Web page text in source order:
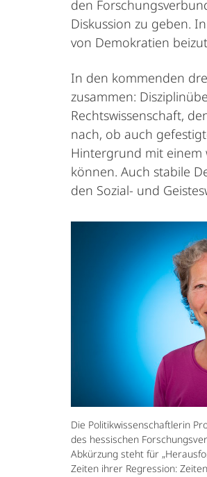
den
Diskussion zu geben.
von Demokratien
In den kommenden
zusammen:
Rechtswissenschaft,
nach, ob auch
Hintergrund mit einem
können. Auch stabile
den Sozial- und
Die Politikwissenschaftlerin
des hessischen
Abkürzung steht für
Zeiten ihrer Regression: